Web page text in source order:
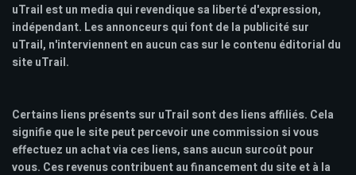
uTrail est un media qui revendique sa liberté d'expression,
indépendant. Les annonceurs qui font de la publicité sur
uTrail, n'interviennent en aucun cas sur le contenu éditorial du
site uTrail.
Certains liens présents sur uTrail sont des liens affiliés. Cela
signifie que le site peut percevoir une commission si vous
effectuez un achat via ces liens, sans aucun surcoût pour
vous. Ces revenus contribuent au financement du site et à la